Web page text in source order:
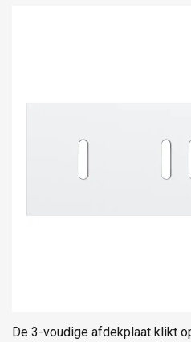
De 3-voudige afdekplaat klikt